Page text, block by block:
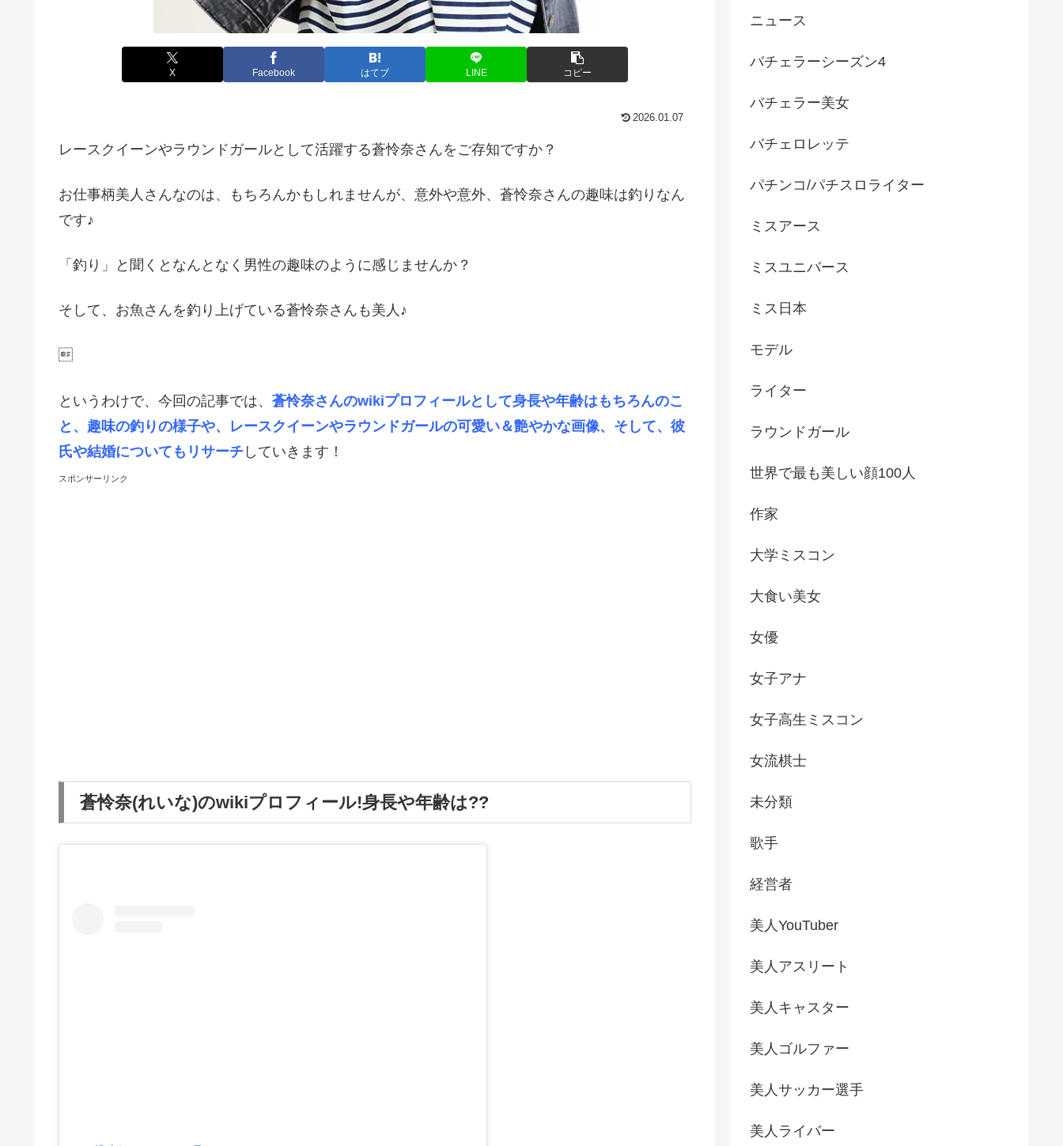
X Facebook はてブ LINE コピー
2026.01.07
レースクイーンやラウンドガールとして活躍する蒼怜奈さんをご存知ですか？
お仕事柄美人さんなのは、もちろんかもしれませんが、意外や意外、蒼怜奈さんの趣味は釣りなん
です♪
「釣り」と聞くとなんとなく男性の趣味のように感じませんか？
そして、お魚さんを釣り上げている蒼怜奈さんも美人♪

というわけで、今回の記事では、 蒼怜奈さんのwikiプロフィールとして身長や年齢はもちろんのこ
と、趣味の釣りの様子や、レースクイーンやラウンドガールの可愛い＆艶やかな画像、そして、彼
氏や結婚についてもリサーチ していきます！
スポンサーリンク
蒼怜奈(れいな)のwikiプロフィール!身長や年齢は??
ニュース
バチェラーシーズン4
バチェラー美女
バチェロレッテ
パチンコ/パチスロライター
ミスアース
ミスユニバース
ミス日本
モデル
ライター
ラウンドガール
世界で最も美しい顔100人
作家
大学ミスコン
大食い美女
女優
女子アナ
女子高生ミスコン
女流棋士
未分類
歌手
経営者
美人YouTuber
美人アスリート
美人キャスター
美人ゴルファー
美人サッカー選手
美人ライバー